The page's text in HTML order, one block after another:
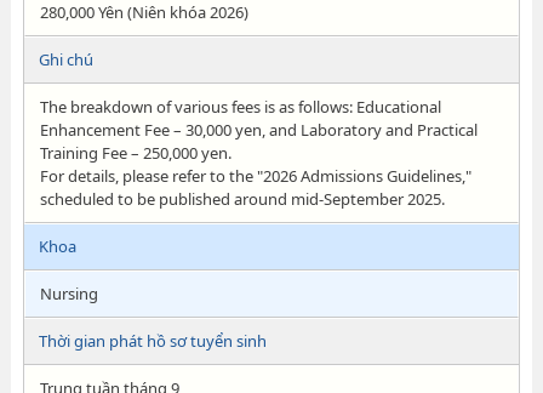
280,000 Yên (Niên khóa 2026)
Ghi chú
The breakdown of various fees is as follows: Educational
Enhancement Fee – 30,000 yen, and Laboratory and Practical
Training Fee – 250,000 yen.
For details, please refer to the "2026 Admissions Guidelines,"
scheduled to be published around mid-September 2025.
Khoa
Nursing
Thời gian phát hồ sơ tuyển sinh
Trung tuần tháng 9